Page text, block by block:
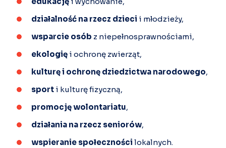
działalność na rzecz dzieci i młodzieży,
wsparcie osób z niepełnosprawnościami,
ekologię i ochronę zwierząt,
kulturę i ochronę dziedzictwa narodowego,
sport i kulturę fizyczną,
promocję wolontariatu,
działania na rzecz seniorów,
wspieranie społeczności lokalnych.